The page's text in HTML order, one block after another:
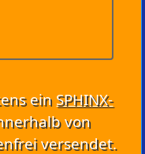
ein SPHINX-
von
versendet.